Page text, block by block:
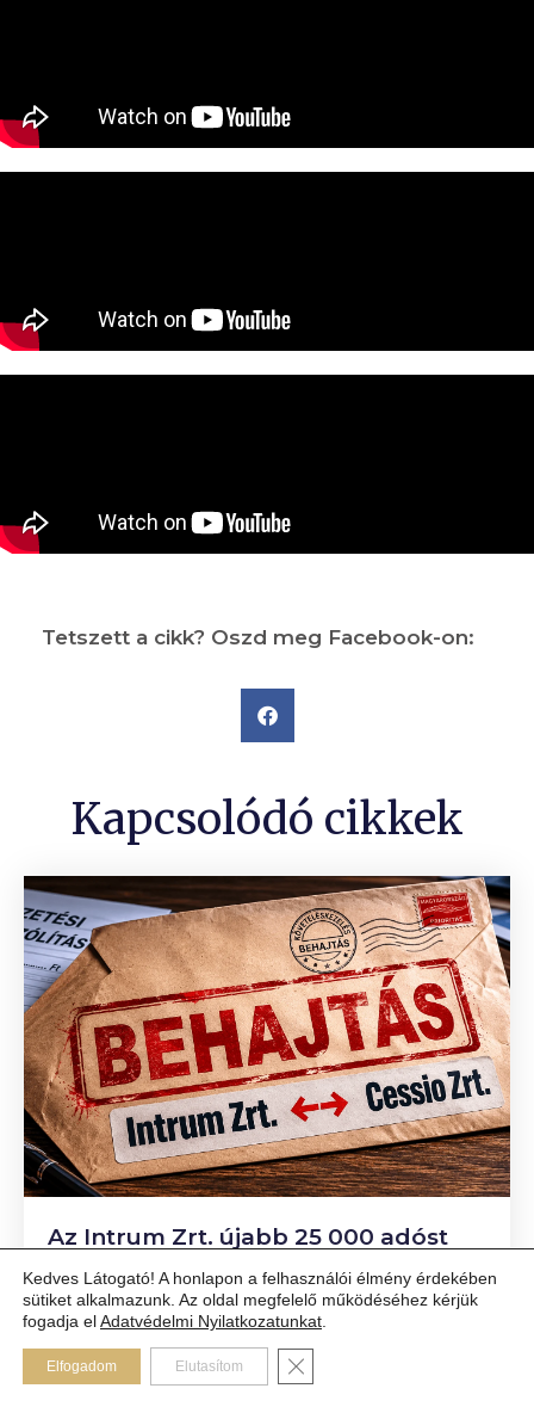
Tetszett a cikk? Oszd meg Facebook-on:
Kapcsolódó cikkek
Az Intrum Zrt. újabb 25 000 adóst
szerzett. Ön is közte van?
2026.06.01.
Az Intrum Zrt. 41 milliárd forint értékű
követeléscsomagot szerzett meg a Cessio
Kedves Látogató! A honlapon a felhasználói élmény érdekében
sütiket alkalmazunk. Az oldal megfelelő működéséhez kérjük
fogadja elAdatvédelmi Nyilatkozatunkat
Elfogadom Elutasítom Close GDPR Cookie Banner